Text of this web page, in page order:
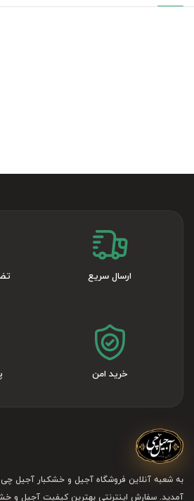
ارسال سریع
خرید امن
آمدید. سفارش اینترنتی بهترین کیفیت آجیل و